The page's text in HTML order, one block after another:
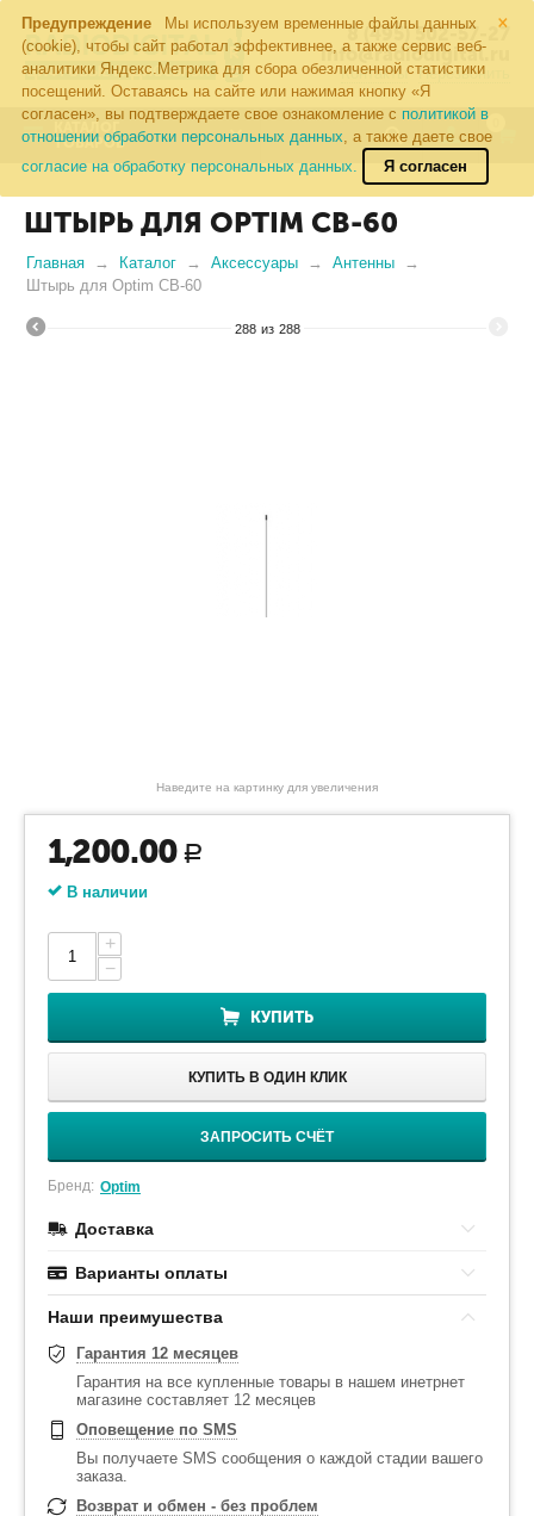
×
Предупреждение
Мы используем временные файлы данных
(cookie), чтобы сайт работал эффективнее, а также сервис веб-
аналитики Яндекс.Метрика для сбора обезличенной статистики
посещений. Оставаясь на сайте или нажимая кнопку «Я
согласен», вы подтверждаете свое ознакомление с политикой в
отношении обработки персональных данных, а также даете свое
согласие на обработку персональных данных.
Я согласен
8 (495) 502-57-27
info@radiodigital.ru
Контакты Перезвонить
КАТАЛОГ
ТОВАРОВ
ШТЫРЬ ДЛЯ OPTIM СВ-60
Главная Каталог Аксессуары
Антенны
Штырь для Optim СВ-60
288 из 288
Наведите на картинку для увеличения
1,200.00 Р
В наличии
+
−
КУПИТЬ
КУПИТЬ В ОДИН КЛИК
ЗАПРОСИТЬ СЧЁТ
Бренд: Optim
Доставка
Варианты оплаты
Наши преимушества
Гарантия 12 месяцев
Гарантия на все купленные товары в нашем инетрнет
магазине составляет 12 месяцев
Оповещение по SMS
Вы получаете SMS сообщения о каждой стадии вашего
заказа.
Возврат и обмен - без проблем